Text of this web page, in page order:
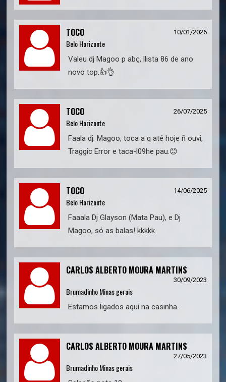
TOCO 10/01/2026
Belo Horizonte
Valeu dj Magoo p abç, llista 86 de ano
novo top.👍👌
TOCO 26/07/2025
Belo Horizonte
Faala dj. Magoo, toca a q até hoje ñ ouvi,
Traggic Error e taca-l09he pau.😊
TOCO 14/06/2025
Belo Horizonte
Faaala Dj Glayson (Mata Pau), e Dj
Magoo, só as balas! kkkkk
CARLOS ALBERTO MOURA MARTINS
30/09/2023
Brumadinho Minas gerais
Estamos ligados aqui na casinha.
CARLOS ALBERTO MOURA MARTINS
27/05/2023
Brumadinho Minas gerais